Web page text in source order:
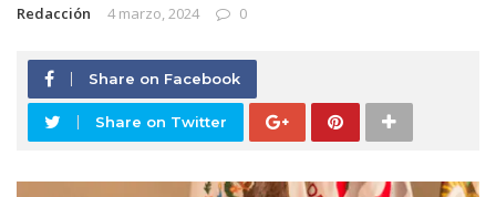
Redacción 4 marzo, 2024 0
Share on Facebook
Share on Twitter